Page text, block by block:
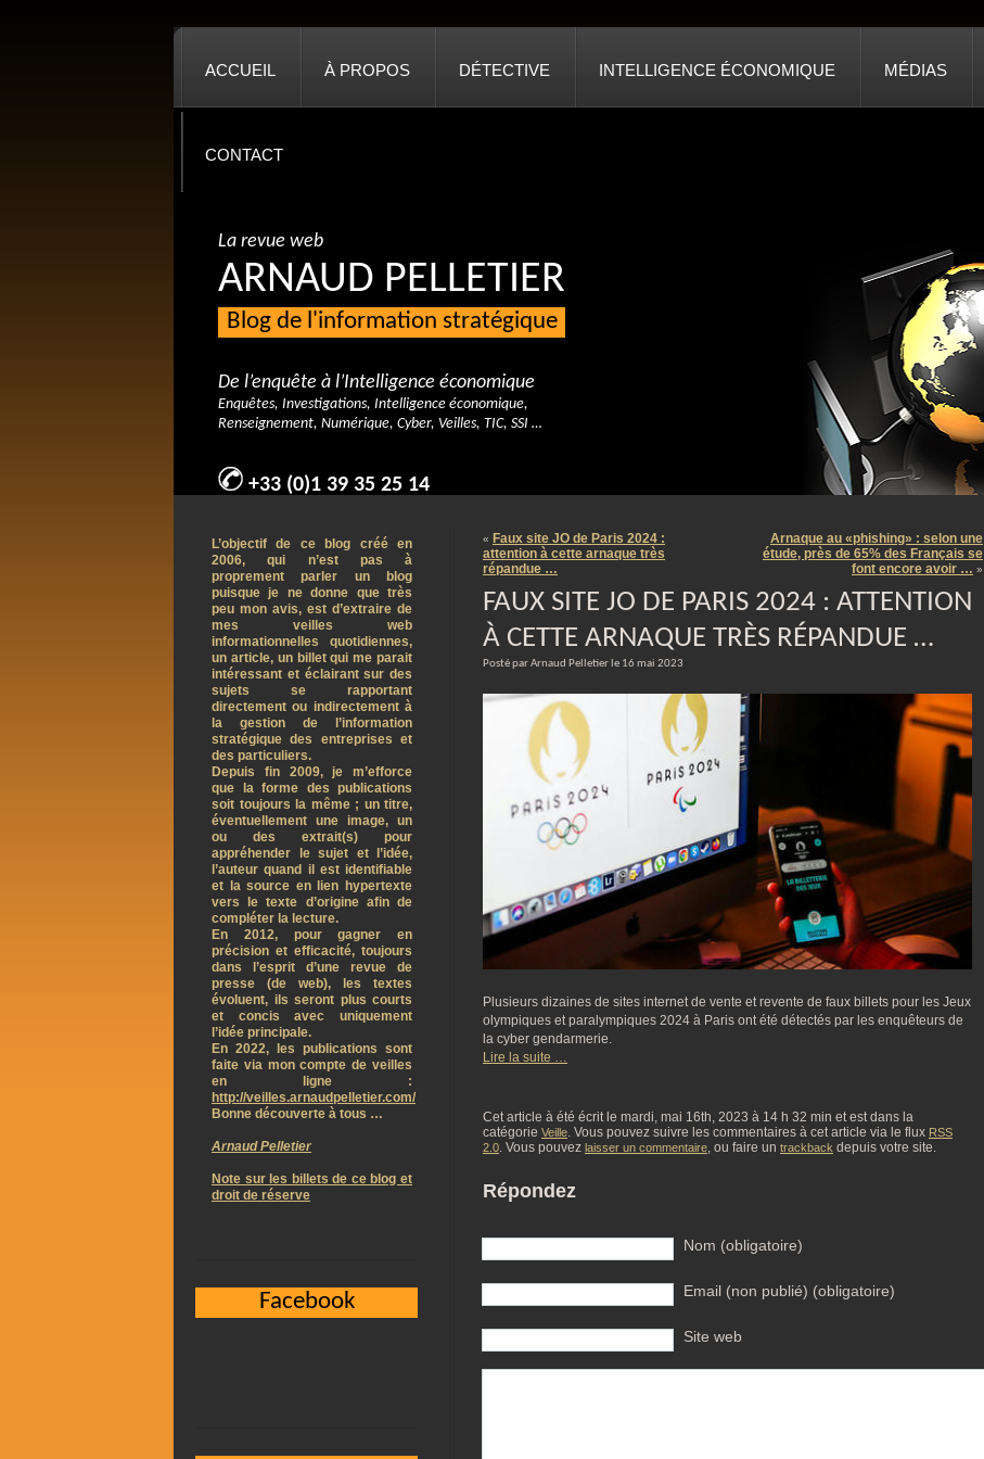
ACCUEIL À PROPOS DÉTECTIVE INTELLIGENCE ÉCONOMIQUE MÉDIAS
CONTACT
La revue web
ARNAUD PELLETIER
Blog de l'information stratégique
De l’enquête à l’Intelligence économique
Enquêtes, Investigations, Intelligence économique,
Renseignement, Numérique, Cyber, Veilles, TIC, SSI …
+33 (0)1 39 35 25 14
« Faux site JO de Paris 2024 :
attention à cette arnaque très
répandue …
Arnaque au «phishing» : selon une
étude, près de 65% des Français se
font encore avoir … »
FAUX SITE JO DE PARIS 2024 : ATTENTION
À CETTE ARNAQUE TRÈS RÉPANDUE …
Posté par Arnaud Pelletier le 16 mai 2023
Plusieurs dizaines de sites internet de vente et revente de faux billets pour les Jeux
olympiques et paralympiques 2024 à Paris ont été détectés par les enquêteurs de
la cyber gendarmerie.
Lire la suite …
Cet article à été écrit le mardi, mai 16th, 2023 à 14 h 32 min et est dans la
catégorie Veille. Vous pouvez suivre les commentaires à cet article via le flux RSS
2.0. Vous pouvez laisser un commentaire, ou faire un trackback depuis votre site.
Répondez
Nom (obligatoire)
Email (non publié) (obligatoire)
Site web
L’objectif de ce blog créé en
2006, qui n’est pas à
proprement parler un blog
puisque je ne donne que très
peu mon avis, est d’extraire de
mes veilles web
informationnelles quotidiennes,
un article, un billet qui me parait
intéressant et éclairant sur des
sujets se rapportant
directement ou indirectement à
la gestion de l’information
stratégique des entreprises et
des particuliers.
Depuis fin 2009, je m’efforce
que la forme des publications
soit toujours la même ; un titre,
éventuellement une image, un
ou des extrait(s) pour
appréhender le sujet et l’idée,
l’auteur quand il est identifiable
et la source en lien hypertexte
vers le texte d’origine afin de
compléter la lecture.
En 2012, pour gagner en
précision et efficacité, toujours
dans l’esprit d’une revue de
presse (de web), les textes
évoluent, ils seront plus courts
et concis avec uniquement
l’idée principale.
En 2022, les publications sont
faite via mon compte de veilles
en ligne :
http://veilles.arnaudpelletier.com/
Bonne découverte à tous …
Arnaud Pelletier
Note sur les billets de ce blog et
droit de réserve
Facebook